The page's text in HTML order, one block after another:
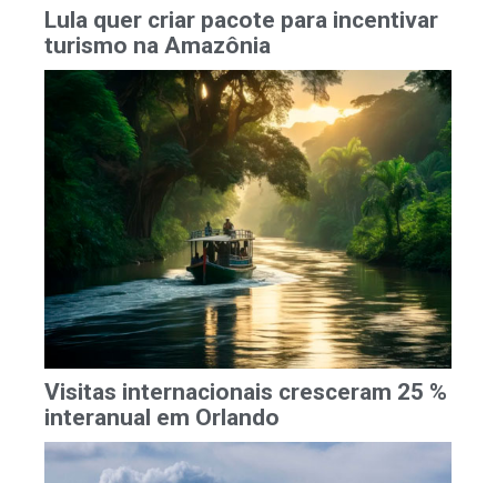
Lula quer criar pacote para incentivar
turismo na Amazônia
Visitas internacionais cresceram 25 %
interanual em Orlando